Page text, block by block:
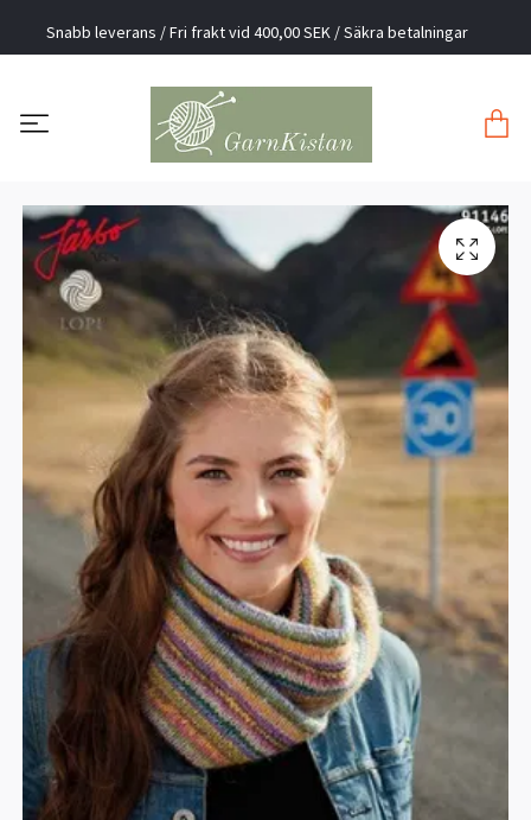
Snabb leverans / Fri frakt vid 400,00 SEK / Säkra betalningar